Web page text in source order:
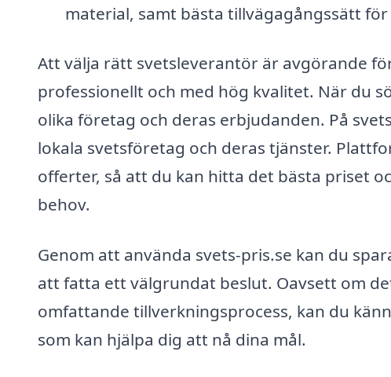
material, samt bästa tillvägagångssätt
Att välja rätt svetsleverantör är avgörande
professionellt och med hög kvalitet. När du
olika företag och deras erbjudanden. På
lokala svetsföretag och deras tjänster.
offerter, så att du kan hitta det bästa priset
behov.
Genom att använda svets-pris.se kan du
att fatta ett välgrundat beslut. Oavsett om
omfattande tillverkningsprocess, kan du
som kan hjälpa dig att nå dina mål.